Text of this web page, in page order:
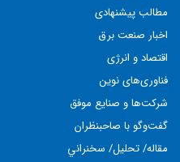
مطالب پيشنهادی
اخبار صنعت برق
اقتصاد و انرژی
فناوری‌های نوين
شركت‌ها و صنايع موفق
گفت‌وگو با صاحبنظران
مقاله/ تحليل/ سخنراني